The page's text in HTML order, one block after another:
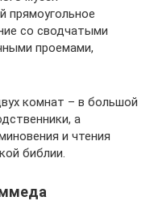
прямоугольное
со сводчатыми
проемами,
комнат – в большой
а
и чтения
библии.